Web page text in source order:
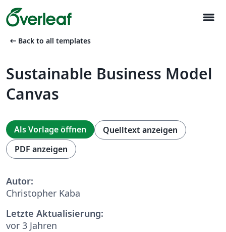
menu
arrow_left_alt Back to all templates
Sustainable Business Model
Canvas
Als Vorlage öffnen
Quelltext anzeigen
PDF anzeigen
Autor:
Christopher Kaba
Letzte Aktualisierung:
vor 3 Jahren